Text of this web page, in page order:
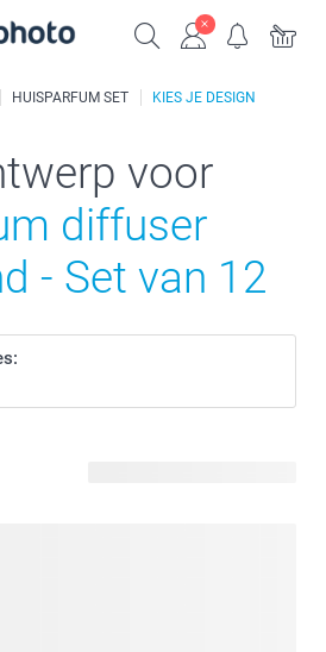
HUISPARFUM SET KIES JE DESIGN
voor
diffuser
- Set van 12